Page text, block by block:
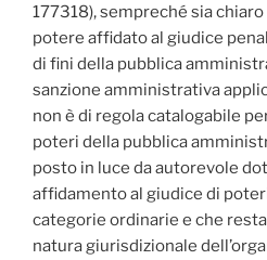
177318), sempreché sia
potere affidato al giudice
di fini della pubblica
sanzione amministrativa
non è di regola catalogabile
poteri della pubblica
posto in luce da autorevole
affidamento al giudice di
categorie ordinarie e che
natura giurisdizionale